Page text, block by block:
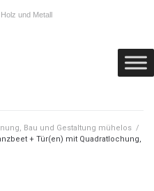
und Metall
Bau und Gestaltung mühelos /
+ Tür(en) mit Quadratlochung,